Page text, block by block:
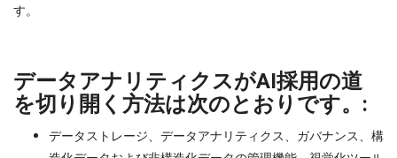
す。
データアナリティクスがAI採用の道
を切り開く方法は次のとおりです。:
データストレージ、データアナリティクス、ガバナンス、構